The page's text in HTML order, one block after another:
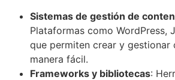
Sistemas de gestión de
Plataformas como WordPress,
que permiten crear y gestionar
manera fácil.
Frameworks y bibliotecas: